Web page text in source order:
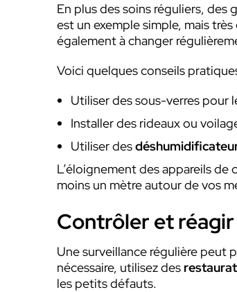
En plus des soins réguliers,
est un exemple simple, mais
également à changer
Voici quelques conseils
Utiliser des sous-verres pour
Installer des rideaux ou
Utiliser des
L’éloignement des appareils de
moins un mètre autour de vos
Contrôler et
Une surveillance régulière peut
nécessaire, utilisez des
les petits défauts.